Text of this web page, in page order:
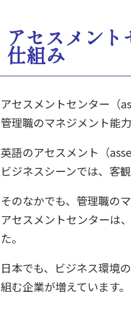
アセスメン
仕組み
アセスメントセンター（
管理職のマネジメント能
英語のアセスメント（
ビジネスシーンでは、客
そのなかでも、管理職の
アセスメントセンターは
た。
日本でも、ビジネス環境
組む企業が増えています。